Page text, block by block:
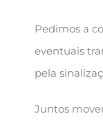
Pedimos a
eventuais
pela
Juntos